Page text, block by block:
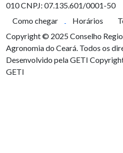
010CNPJ: 07.135.601/0001-50
Como chegar
Horários
Copyright © 2025 Conselho
Agronomia do Ceará. Todos os
Desenvolvido pela GETI
GETI